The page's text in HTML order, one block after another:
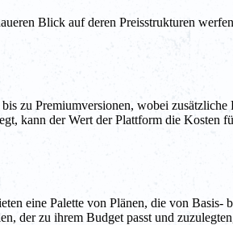
Blick auf deren Preisstrukturen
zu Premiumversionen, wobei
kann der Wert der Plattform die Kosten
eine Palette von Plänen, die von Basis-
der zu ihrem Budget passt und